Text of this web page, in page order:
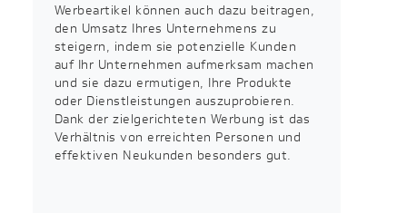
Werbeartikel können auch dazu beitragen,
den Umsatz Ihres Unternehmens zu
steigern, indem sie potenzielle Kunden
auf Ihr Unternehmen aufmerksam machen
und sie dazu ermutigen, Ihre Produkte
oder Dienstleistungen auszuprobieren.
Dank der zielgerichteten Werbung ist das
Verhältnis von erreichten Personen und
effektiven Neukunden besonders gut.